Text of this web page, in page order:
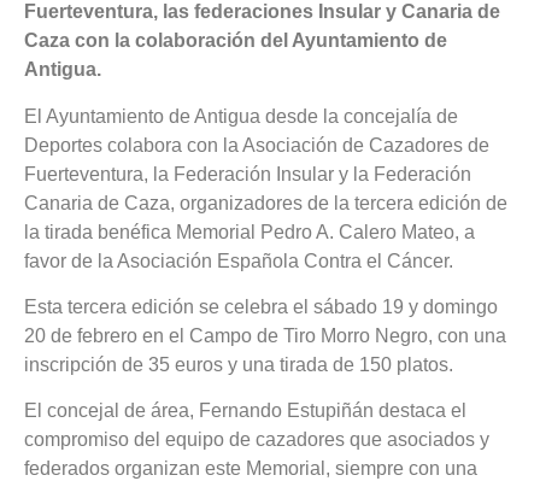
Fuerteventura, las federaciones Insular y Canaria de
Caza con la colaboración del Ayuntamiento de
Antigua.
El Ayuntamiento de Antigua desde la concejalía de
Deportes colabora con la Asociación de Cazadores de
Fuerteventura, la Federación Insular y la Federación
Canaria de Caza, organizadores de la tercera edición de
la tirada benéfica Memorial Pedro A. Calero Mateo, a
favor de la Asociación Española Contra el Cáncer.
Esta tercera edición se celebra el sábado 19 y domingo
20 de febrero en el Campo de Tiro Morro Negro, con una
inscripción de 35 euros y una tirada de 150 platos.
El concejal de área, Fernando Estupiñán destaca el
compromiso del equipo de cazadores que asociados y
federados organizan este Memorial, siempre con una